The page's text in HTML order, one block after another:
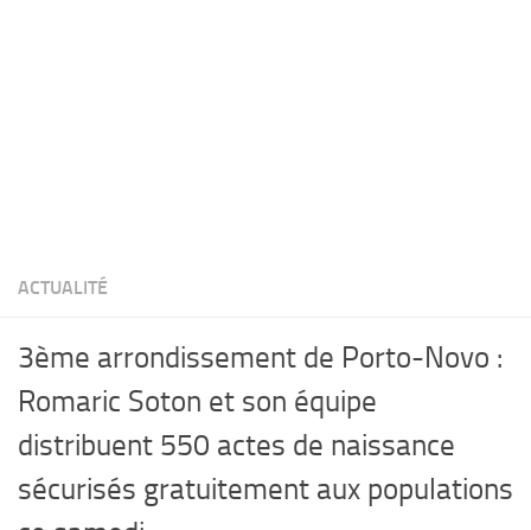
ACTUALITÉ
3ème arrondissement de Porto-Novo :
Romaric Soton et son équipe
distribuent 550 actes de naissance
sécurisés gratuitement aux populations